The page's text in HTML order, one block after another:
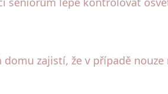
zajistí, že v případě